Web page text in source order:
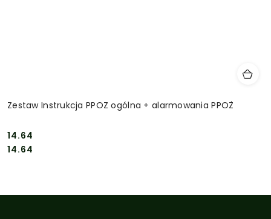
Zestaw Instrukcja PPOZ ogólna + alarmowania PPOŻ
Cena:
14.64
Cena:
14.64